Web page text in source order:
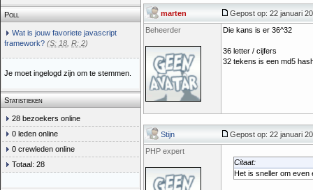
Poll
Wat is jouw favoriete javascript
framework? (S: 18 R: 2)
Je moet ingelogd zijn om te stemmen.
Statistieken
28 bezoekers online
0 leden online
0 crewleden online
Totaal: 28
marten
Gepost op: 22 januari
Beheerder
Die kans is er 36^32
36 letter / cijfers
32 tekens is een md5
Stijn
Gepost op: 22 januari
PHP expert
Citaat:
Het is sneller om even